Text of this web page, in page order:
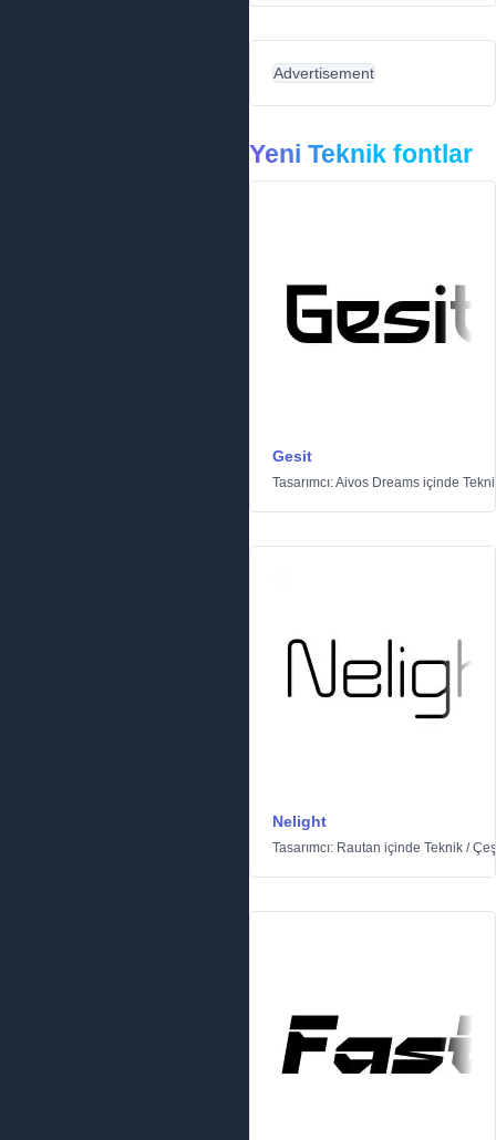
Advertisement
Yeni Teknik fontlar
Gesit
Tasarımcı:Aivos Dreams içinde
Nelight
Tasarımcı: Rautan içinde Teknik /